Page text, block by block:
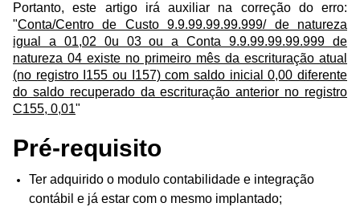
Portanto, este artigo irá auxiliar na correção do erro:
"Conta/Centro de Custo 9.9.99.99.99.999/ de natureza
igual a 01,02 0u 03 ou a Conta 9.9.99.99.99.999 de
natureza 04 existe no primeiro mês da escrituração atual
(no registro I155 ou I157) com saldo inicial 0,00 diferente
do saldo recuperado da escrituração anterior no registro
C155, 0,01"
Pré-requisito
Ter adquirido o modulo contabilidade e integração
contábil e já estar com o mesmo implantado;